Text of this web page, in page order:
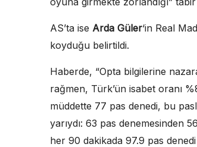
AS’ta ise Arda Güler‘in Real
koyduğu belirtildi.
Haberde, “Opta bilgilerine
rağmen, Türk’ün isabet oranı
müddette 77 pas denedi, bu
yarıydı: 63 pas denemesinden
her 90 dakikada 97.9 pas